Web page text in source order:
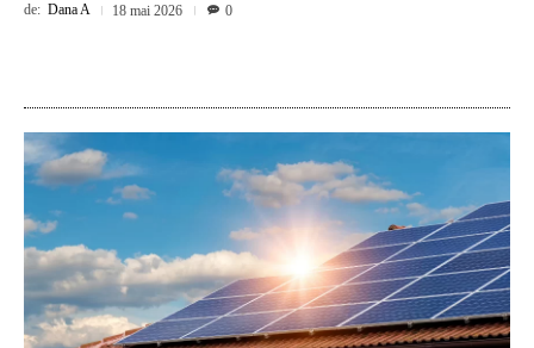
de: Dana A 18 mai 2026 0